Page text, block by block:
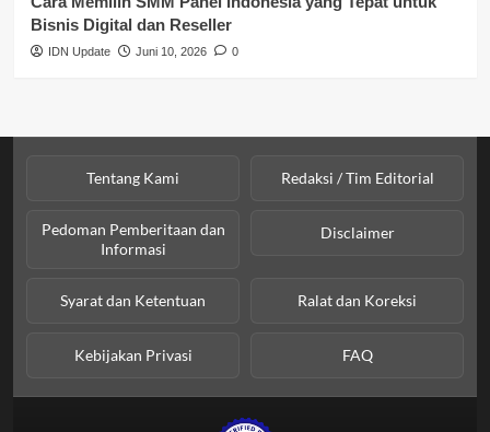
Bisnis Digital dan Reseller
IDN Update Juni 10, 2026 0
Tentang Kami Redaksi / Tim Editorial
Pedoman Pemberitaan dan
Informasi
Disclaimer
Syarat dan Ketentuan Ralat dan Koreksi
Kebijakan Privasi FAQ